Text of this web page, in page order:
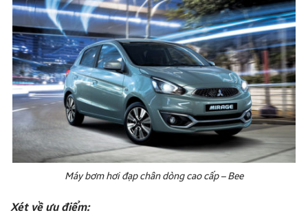
Máy bơm hơi đạp chân dòng cao cấp – Bee
Xét về ưu điểm: